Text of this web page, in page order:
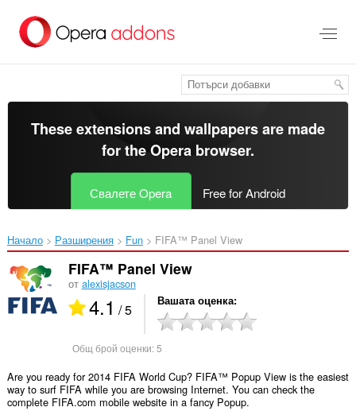
главното
съдържание
These extensions and wallpapers are made
for theOpera browser.
Свалете Opera Free for Android
Начало Разширения Fun FIFA™ Panel View‎
FIFA™ Panel View
от alexisjacson
4.1 / 5 Вашата оценка
Общ брой оценки:5
Are you ready for 2014 FIFA World Cup? FIFA™ Popup View is the easiest
way to surf FIFA while you are browsing Internet. You can check the
complete FIFA.com mobile website in a fancy Popup.